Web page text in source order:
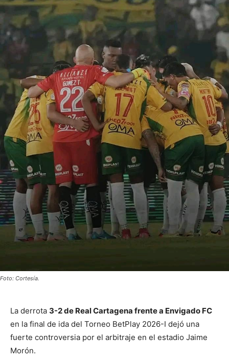
Foto: Cortesía.
La derrota 3-2 de Real Cartagena frente a Envigado FC
en la final de ida del Torneo BetPlay 2026-I dejó una
fuerte controversia por el arbitraje en el estadio Jaime
Morón.